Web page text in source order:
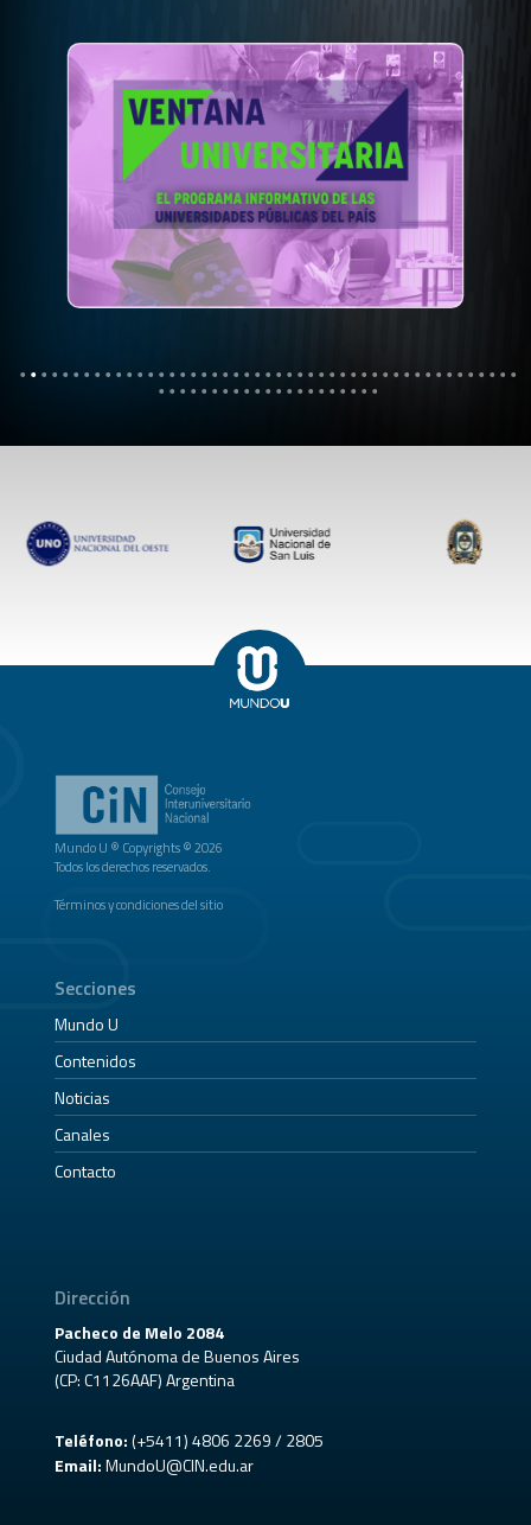
Mundo U ® Copyrights © 2026
Todos los derechos reservados.
Términos y condiciones del sitio
Secciones
Mundo U
Contenidos
Noticias
Canales
Contacto
Dirección
Pacheco de Melo 2084
Ciudad Autónoma de Buenos Aires
(CP: C1126AAF) Argentina
Teléfono:(+5411) 4806 2269 / 2805
Email: MundoU@CIN.edu.ar